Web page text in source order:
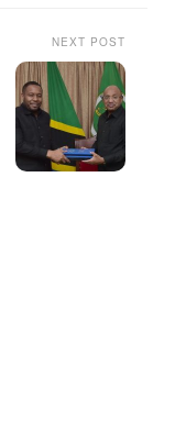
NEXT POST